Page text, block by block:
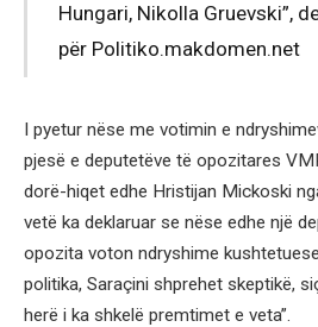
Hungari, Nikolla Gruevski”,
për Politiko.makdomen.net
I pyetur nëse me votimin e
pjesë e deputetëve të opozitares
dorë-hiqet edhe Hristijan Mickoski
vetë ka deklaruar se nëse edhe një
opozita voton ndryshime
politika, Saraçini shprehet skeptikë,
herë i ka shkelë premtimet e veta”.